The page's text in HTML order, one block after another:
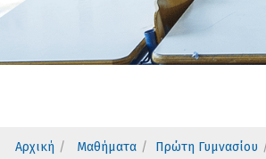
Αρχική Μαθήματα Πρώτη Γυμνασίου